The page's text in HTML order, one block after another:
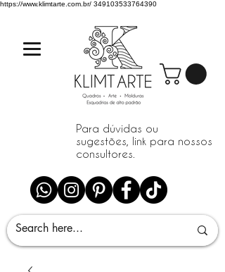
https://www.klimtarte.com.br/ 349103533764390
Para dúvidas ou
sugestões, link para nossos
consultores.